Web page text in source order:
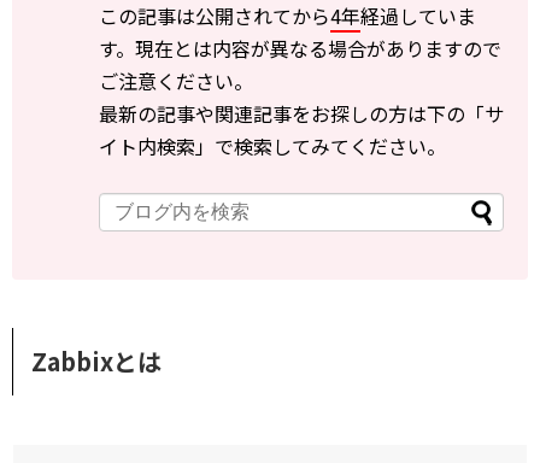
この記事は公開されてから4年経過していま
す。現在とは内容が異なる場合がありますので
ご注意ください。
最新の記事や関連記事をお探しの方は下の「サ
イト内検索」で検索してみてください。
Zabbixとは